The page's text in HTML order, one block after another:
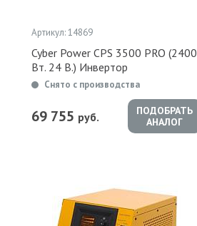
Артикул: 14869
Cyber Power CPS 3500 PRO (2400
Вт. 24 В.) Инвертор
Снято с производства
69 755 руб.
ПОДОБРАТЬ
АНАЛОГ